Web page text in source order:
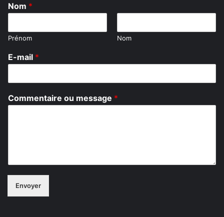
Nom *
Prénom Nom
o
u
o
m
r
E-mail *
Commentaire ou message *
Envoyer